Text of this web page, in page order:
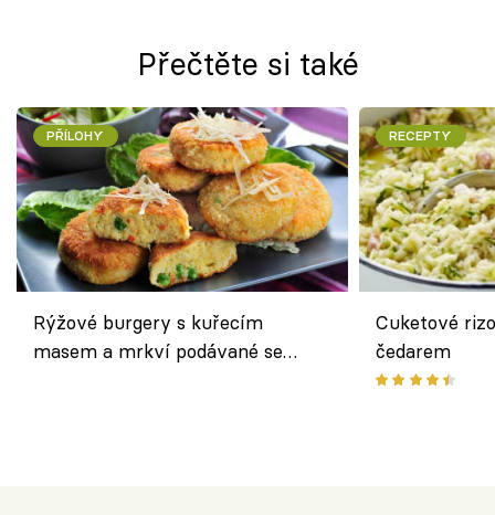
Přečtěte si také
PŘÍLOHY
Rýžové burgery s kuřecím
masem a mrkví podávané se
RECEPTY
Cuketové
čedarem